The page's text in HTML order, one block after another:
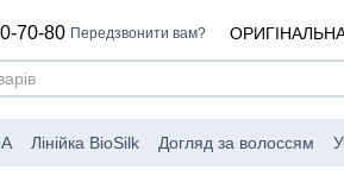
70-80 Передзвонити вам? ОРИГІНАЛЬНА
Лінійка BioSilk Догляд за волоссям